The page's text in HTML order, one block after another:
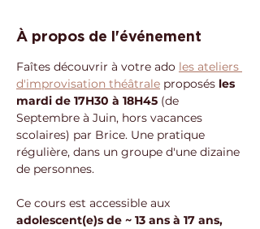
À propos de l'événement
Faîtes découvrir à votre ado les ateliers
d'improvisation théâtrale proposés les
mardi de 17H30 à 18H45 (de
Septembre à Juin, hors vacances
scolaires) par Brice. Une pratique
régulière, dans un groupe d'une dizaine
de personnes.
Ce cours est accessible aux
adolescent(e)s de ~ 13 ans à 17 ans,